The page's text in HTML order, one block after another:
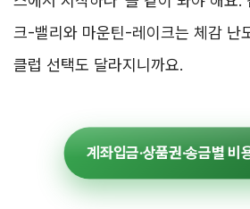
크-밸리와 마운틴-레이크는 체감 난
클럽 선택도 달라지니까요.
계좌입금·상품권·송금별 비